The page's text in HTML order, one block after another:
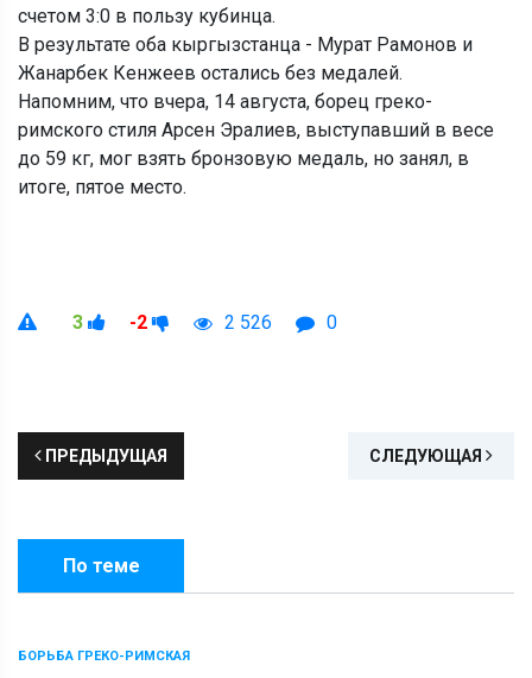
счетом 3:0 в пользу кубинца.
В результате оба кыргызстанца - Мурат Рамонов и
Жанарбек Кенжеев остались без медалей.
Напомним, что вчера, 14 августа, борец греко-
римского стиля Арсен Эралиев, выступавший в весе
до 59 кг, мог взять бронзовую медаль, но занял, в
итоге, пятое место.
3 -2 2 526 0
ПРЕДЫДУЩАЯ СЛЕДУЮЩАЯ
По теме
БОРЬБА ГРЕКО-РИМСКАЯ